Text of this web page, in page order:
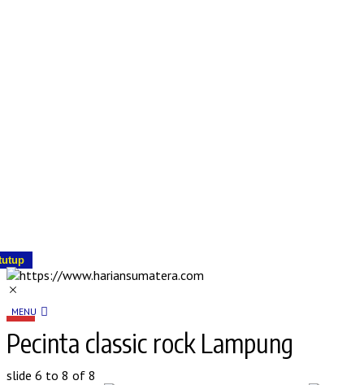
MENU
Pecinta classic rock Lampung
slide 6 to 8 of 8